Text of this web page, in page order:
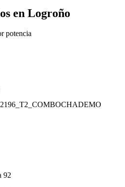
en Logroño
potencia
CHADEMO
92